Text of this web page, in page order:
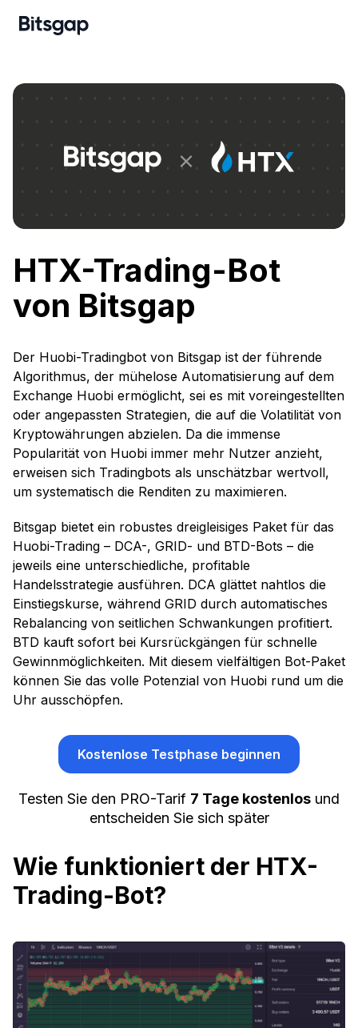
HTX-Trading-Bot
von Bitsgap
Der Huobi-Tradingbot von Bitsgap ist der führende
Algorithmus, der mühelose Automatisierung auf dem
Exchange Huobi ermöglicht, sei es mit voreingestellten
oder angepassten Strategien, die auf die Volatilität von
Kryptowährungen abzielen. Da die immense
Popularität von Huobi immer mehr Nutzer anzieht,
erweisen sich Tradingbots als unschätzbar wertvoll,
um systematisch die Renditen zu maximieren.
Bitsgap bietet ein robustes dreigleisiges Paket für das
Huobi-Trading – DCA-, GRID- und BTD-Bots – die
jeweils eine unterschiedliche, profitable
Handelsstrategie ausführen. DCA glättet nahtlos die
Einstiegskurse, während GRID durch automatisches
Rebalancing von seitlichen Schwankungen profitiert.
BTD kauft sofort bei Kursrückgängen für schnelle
Gewinnmöglichkeiten. Mit diesem vielfältigen Bot-Paket
können Sie das volle Potenzial von Huobi rund um die
Uhr ausschöpfen.
Kostenlose Testphase beginnen
Testen Sie den PRO-Tarif 7 Tage kostenlos und
entscheiden Sie sich später
Wie funktioniert der HTX-
Trading-Bot?